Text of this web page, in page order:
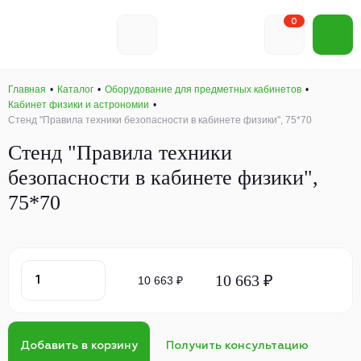
0
Главная Каталог
Оборудование для предметных кабинетов
Кабинет физики и астрономии
Стенд "Правила техники безопасности в кабинете физики", 75*70
Стенд "Правила техники
безопасности в кабинете физики",
75*70
10 663 ₽ 10 663 ₽
Добавить в корзину Получить консультацию